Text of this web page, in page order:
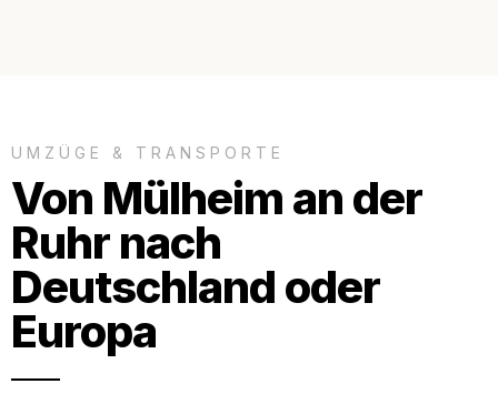
UMZÜGE & TRANSPORTE
Von Mülheim an der
Ruhr nach
Deutschland oder
Europa